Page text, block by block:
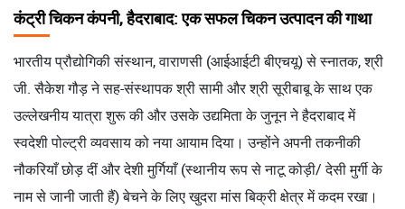
कंट्री चिकन कंपनी, हैदराबाद: एक सफल चिकन उत्पादन की गाथा
भारतीय प्रौद्योगिकी संस्थान, वाराणसी (आईआईटी बीएचयू) से स्नातक, श्री
जी. सैकेश गौड़ ने सह-संस्थापक श्री सामी और श्री सूरीबाबू के साथ एक
उल्लेखनीय यात्रा शुरू की और उसके उद्यमिता के जुनून ने हैदराबाद में
स्वदेशी पोल्ट्री व्यवसाय को नया आयाम दिया। उन्होंने अपनी तकनीकी
नौकरियाँ छोड़ दीं और देशी मुर्गियाँ (स्थानीय रूप से नाटू कोड़ी/ देसी मुर्गी के
नाम से जानी जाती हैं) बेचने के लिए खुदरा मांस बिक्री क्षेत्र में कदम रखा।